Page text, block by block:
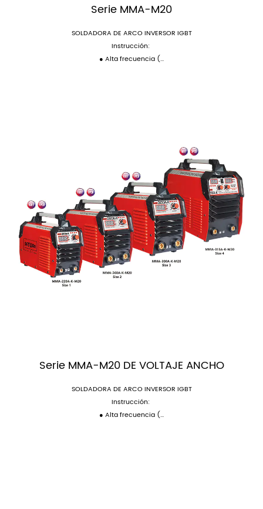
Serie MMA-M20
SOLDADORA DE ARCO INVERSOR IGBT
Instrucción:
● Alta frecuencia (...
Serie MMA-M20 DE VOLTAJE ANCHO
SOLDADORA DE ARCO INVERSOR IGBT
Instrucción:
● Alta frecuencia (...